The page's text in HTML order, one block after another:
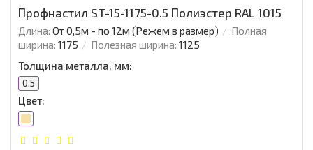
Профнастил ST-15-1175-0.5 Полиэстер RAL 1015
Длина: От 0,5м - по 12м (Режем в размер)
Полная
ширина: 1175 Полезная ширина: 1125
Толщина металла, мм:
0.5
Цвет: